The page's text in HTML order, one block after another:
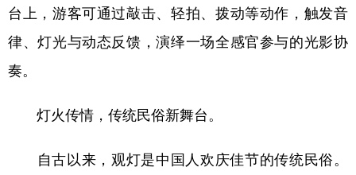
台上，游客可通过敲击、轻拍、拨动等动作，触发音
律、灯光与动态反馈，演绎一场全感官参与的光影协
奏。
灯火传情，传统民俗新舞台。
自古以来，观灯是中国人欢庆佳节的传统民俗。